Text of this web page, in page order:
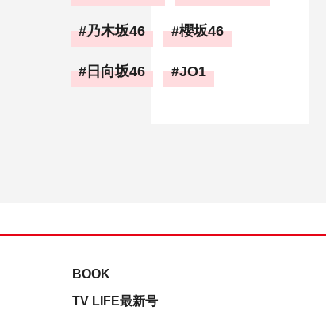
乃木坂46 櫻坂46
日向坂46 JO1
BOOK
TV LIFE最新号